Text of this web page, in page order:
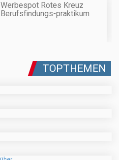
Werbespot Rotes Kreuz
Berufsfindungs-praktikum
TOPTHEMEN